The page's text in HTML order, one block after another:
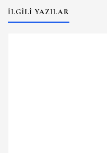
İLGILI YAZILAR